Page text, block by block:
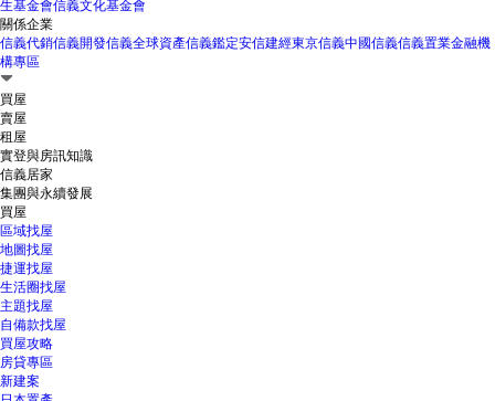
生基金會信義文化基金會
關係企業
信義代銷信義開發信義全球資產信義鑑定安信建經東京信義中國信義信義置業金融機
構專區
買屋
賣屋
租屋
實登與房訊知識
信義居家
集團與永續發展
買屋
區域找屋
地圖找屋
捷運找屋
生活圈找屋
主題找屋
自備款找屋
買屋攻略
房貸專區
新建案